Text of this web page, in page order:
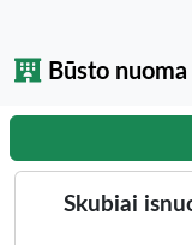
Būsto nuoma
Skubiai